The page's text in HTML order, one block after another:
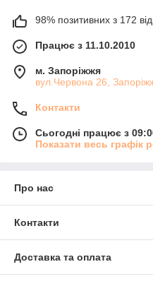
98% позитивних з 172
Працює з 11.10.2010
м. Запоріжжя
вул.Червона 26,
Контакти
Сьогодні працює з
Показати весь графік
Про нас
Контакти
Доставка та оплата